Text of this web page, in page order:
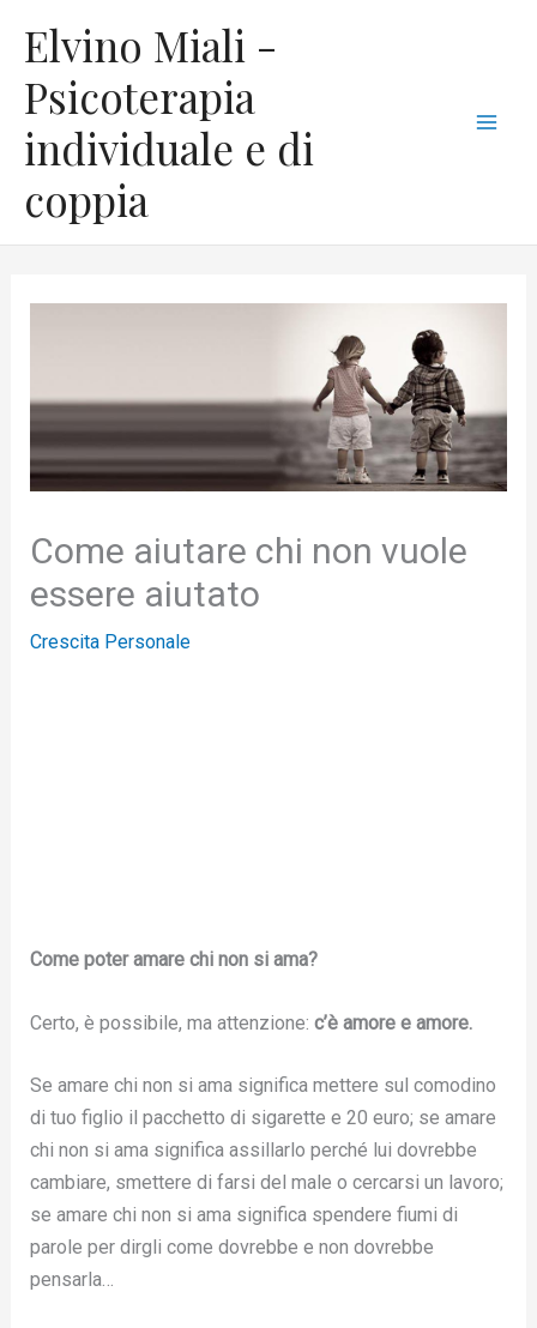
contenuto
Elvino Miali -
Psicoterapia
individuale e di
coppia
Come aiutare chi non vuole
essere aiutato
Crescita Personale
Come poter amare chi non si ama?
Certo, è possibile, ma attenzione: c’è amore e amore.
Se amare chi non si ama significa mettere sul comodino
di tuo figlio il pacchetto di sigarette e 20 euro; se amare
chi non si ama significa assillarlo perché lui dovrebbe
cambiare, smettere di farsi del male o cercarsi un lavoro;
se amare chi non si ama significa spendere fiumi di
parole per dirgli come dovrebbe e non dovrebbe
pensarla…
a
t
e
g
o
r